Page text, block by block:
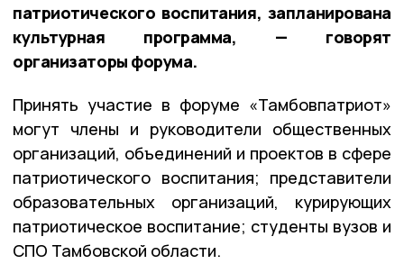
патриотического воспитания, запланирована
культурная программа, — говорят
организаторы форума.
Принять участие в форуме «Тамбовпатриот»
могут члены и руководители общественных
организаций, объединений и проектов в сфере
патриотического воспитания; представители
образовательных организаций, курирующих
патриотическое воспитание; студенты вузов и
СПО Тамбовской области.